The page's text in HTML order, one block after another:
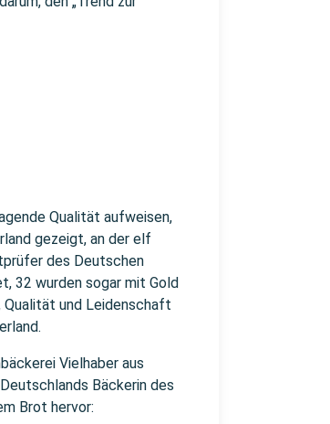
Qualität aufweisen,
gezeigt, an der elf
des Deutschen
32 wurden sogar mit Gold
Qualität und Leidenschaft
Vielhaber aus
Bäckerin des
Brot hervor: